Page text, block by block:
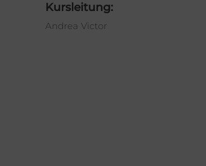
Kursleitung:
Andrea Victor